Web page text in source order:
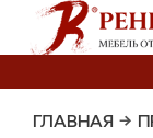
ГЛАВНАЯ →